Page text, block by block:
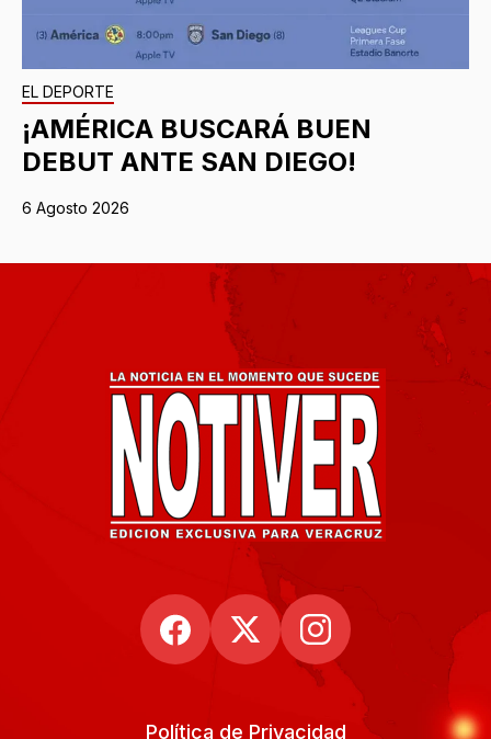
EL DEPORTE
¡AMÉRICA BUSCARÁ BUEN
DEBUT ANTE SAN DIEGO!
6 Agosto 2026
Política de Privacidad